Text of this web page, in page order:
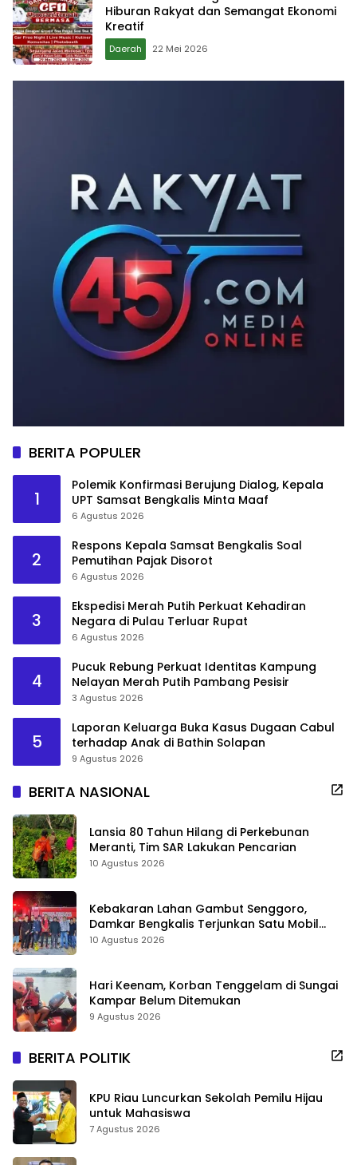
Hiburan Rakyat dan Semangat Ekonomi
Kreatif
Daerah 22 Mei 2026
BERITA POPULER
1
Polemik Konfirmasi Berujung Dialog, Kepala
UPT Samsat Bengkalis Minta Maaf
6 Agustus 2026
2
Respons Kepala Samsat Bengkalis Soal
Pemutihan Pajak Disorot
6 Agustus 2026
3
Ekspedisi Merah Putih Perkuat Kehadiran
Negara di Pulau Terluar Rupat
6 Agustus 2026
4
Pucuk Rebung Perkuat Identitas Kampung
Nelayan Merah Putih Pambang Pesisir
3 Agustus 2026
5
Laporan Keluarga Buka Kasus Dugaan Cabul
terhadap Anak di Bathin Solapan
9 Agustus 2026
BERITA NASIONAL
Lansia 80 Tahun Hilang di Perkebunan
Meranti, Tim SAR Lakukan Pencarian
10 Agustus 2026
Kebakaran Lahan Gambut Senggoro,
Damkar Bengkalis Terjunkan Satu Mobil
Pemadam
10 Agustus 2026
Hari Keenam, Korban Tenggelam di Sungai
Kampar Belum Ditemukan
9 Agustus 2026
BERITA POLITIK
KPU Riau Luncurkan Sekolah Pemilu Hijau
untuk Mahasiswa
7 Agustus 2026